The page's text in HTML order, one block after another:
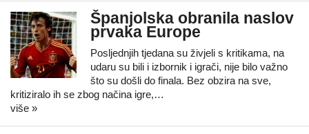
Španjolska obranila naslov
prvaka Europe
Posljednjih tjedana su živjeli s kritikama, na
udaru su bili i izbornik i igrači, nije bilo važno
što su došli do finala. Bez obzira na sve,
kritiziralo ih se zbog načina igre,…
više »